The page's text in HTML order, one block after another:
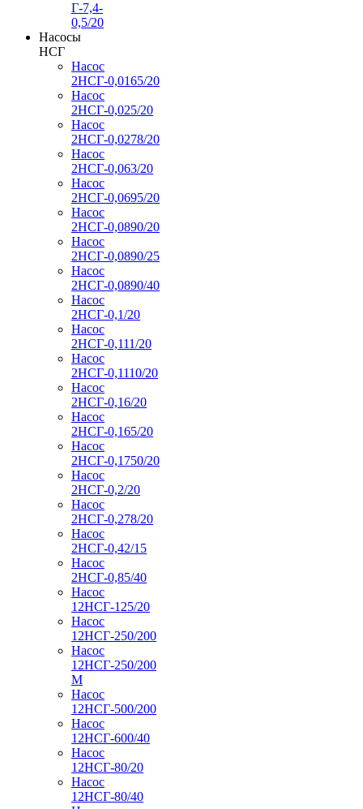
Г-7,4-
0,5/20
Насосы
НСГ
Насос
2НСГ-0,0165/20
Насос
2НСГ-0,025/20
Насос
2НСГ-0,0278/20
Насос
2НСГ-0,063/20
Насос
2НСГ-0,0695/20
Насос
2НСГ-0,0890/20
Насос
2НСГ-0,0890/25
Насос
2НСГ-0,0890/40
Насос
2НСГ-0,1/20
Насос
2НСГ-0,111/20
Насос
2НСГ-0,1110/20
Насос
2НСГ-0,16/20
Насос
2НСГ-0,165/20
Насос
2НСГ-0,1750/20
Насос
2НСГ-0,2/20
Насос
2НСГ-0,278/20
Насос
2НСГ-0,42/15
Насос
2НСГ-0,85/40
Насос
12НСГ-125/20
Насос
12НСГ-250/200
Насос
12НСГ-250/200
М
Насос
12НСГ-500/200
Насос
12НСГ-600/40
Насос
12НСГ-80/20
Насос
12НСГ-80/40